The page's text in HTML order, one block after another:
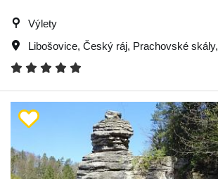
Výlety
Libošovice, Český ráj, Prachovské skály,